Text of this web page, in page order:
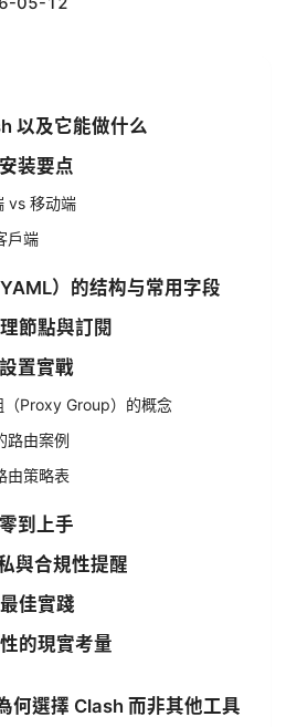
以及它能做什么
装要点
vs 移动端
户端
）的结构与常用字段
節點與訂閱
置實戰
（Proxy Group）的概念
路由案例
由策略表
到上手
與合規性提醒
佳實踐
的現實考量
何選擇 Clash 而非其他工具